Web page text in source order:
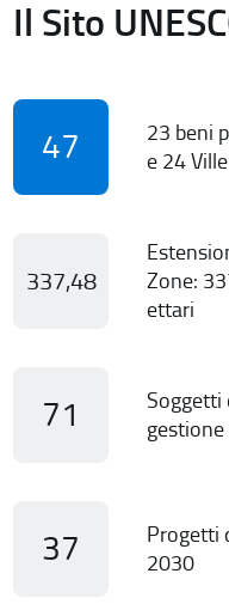
Il Sito
47
23 beni
e 24
337,48
Zone:
ettari
71
Soggetti
gestione
37
Progetti
2030